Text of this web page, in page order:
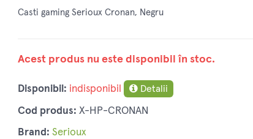
Casti gaming Serioux Cronan, Negru
Acest produs nu este disponibil în stoc.
Disponibil: indisponibil Detalii
Cod produs: X-HP-CRONAN
Brand: Serioux